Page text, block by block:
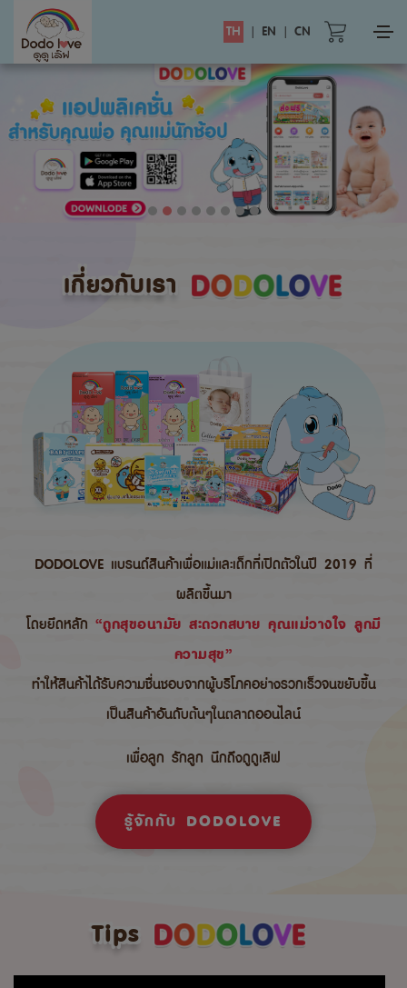
TH | EN | CN
เกี่ยวกับเรา
DODOLOVE แบรนด์สินค้าเพื่อแม่และเด็กที่เปิดตัวในปี 2019 ที่
ผลิตขึ้นมา
โดยยึดหลัก “ถูกสุขอนามัย สะดวกสบาย คุณแม่วางใจ ลูกมี
ความสุข”
ทำให้สินค้าได้รับความชื่นชอบจากผู้บริโภคอย่างรวกเร็วจนขยับขึ้น
เป็นสินค้าอันดับต้นๆในตลาดออนไลน์
เพื่อลูก รักลูก นึกถึงดูดูเลิฟ
รู้จักกับ DODOLOVE
Tips